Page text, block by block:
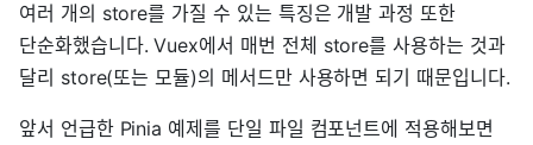
여러 개의 store를 가질 수 있는 특징은 개발 과정 또한
단순화했습니다. Vuex에서 매번 전체 store를 사용하는 것과
달리 store(또는 모듈)의 메서드만 사용하면 되기 때문입니다.
앞서 언급한 Pinia 예제를 단일 파일 컴포넌트에 적용해보면